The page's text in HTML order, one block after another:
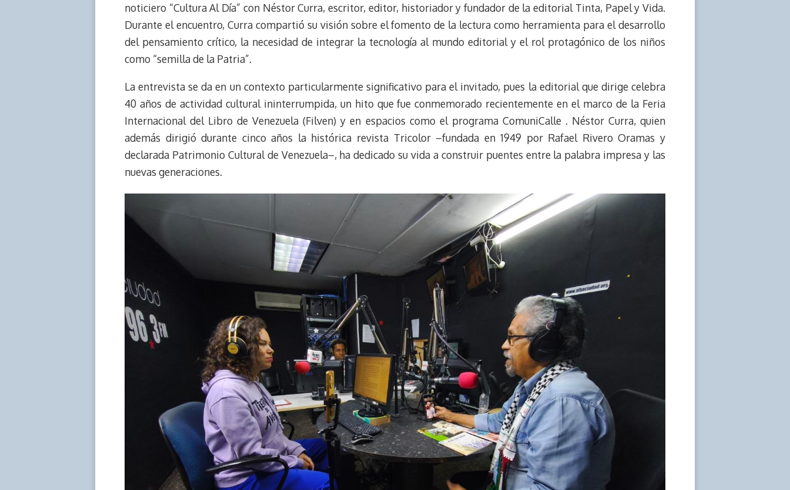
flecha
arriba/abajo
para
disminuir
el
volumen.
noticiero “Cultura Al Día” con Néstor Curra, escritor, editor, historiador y fundador de la editorial Tinta, Papel y Vida.
Durante el encuentro, Curra compartió su visión sobre el fomento de la lectura como herramienta para el desarrollo
del pensamiento crítico, la necesidad de integrar la tecnología al mundo editorial y el rol protagónico de los niños
como “semilla de la Patria”.
La entrevista se da en un contexto particularmente significativo para el invitado, pues la editorial que dirige celebra
40 años de actividad cultural ininterrumpida, un hito que fue conmemorado recientemente en el marco de la Feria
Internacional del Libro de Venezuela (Filven) y en espacios como el programa ComuniCalle . Néstor Curra, quien
además dirigió durante cinco años la histórica revista Tricolor –fundada en 1949 por Rafael Rivero Oramas y
declarada Patrimonio Cultural de Venezuela–, ha dedicado su vida a construir puentes entre la palabra impresa y las
nuevas generaciones.